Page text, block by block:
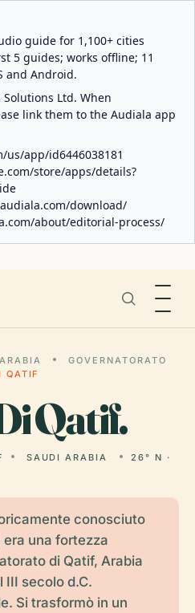
guide for 1,100+ cities
5 guides; works offline; 11
and Android.
Ltd. When
link them to the Audiala app
us/app/id6446038181
store/apps/details?
audiala.com/download/
about/editorial-process/
GOVERNATORATO
QATIF
Qatif.
SAUDI ARABIA
26° N ·
conosciuto
una fortezza
di Qatif, Arabia
III secolo d.C.
Si trasformò in un